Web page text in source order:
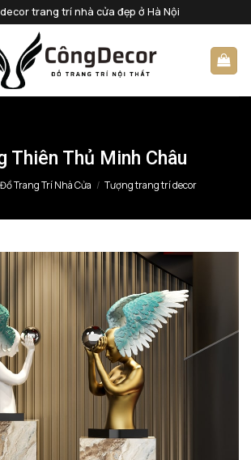
trang trí nhà cửa đẹp ở Hà Nội
Thiên Thủ Minh Châu
Đồ Trang Trí Nhà Cửa / Tượng trang trí decor